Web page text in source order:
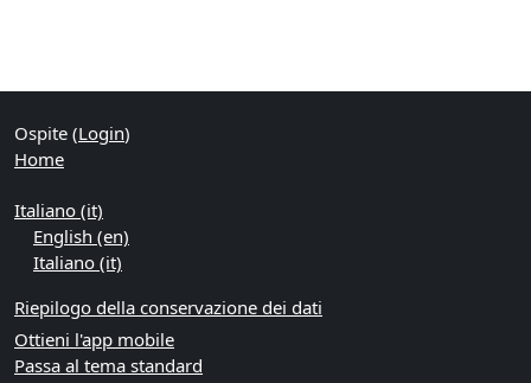
Ospite (Login)
Home
Italiano ‎(it)‎
English ‎(en)‎
Italiano ‎(it)‎
Riepilogo della conservazione dei dati
Ottieni l'app mobile
Passa al tema standard